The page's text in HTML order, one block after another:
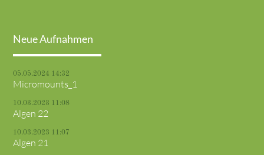
Neue Aufnahmen
05.05.2024 14:32
Micromounts_1
10.03.2023 11:08
Algen 22
10.03.2023 11:07
Algen 21